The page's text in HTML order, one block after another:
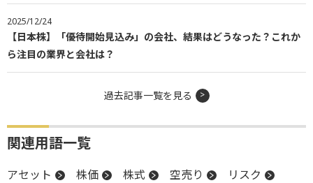
2025/12/24
【日本株】「優待開始見込み」の会社、結果はどうなった？これか
ら注目の業界と会社は？
過去記事一覧を見る
関連用語一覧
アセット 株価 株式 空売り
リスク